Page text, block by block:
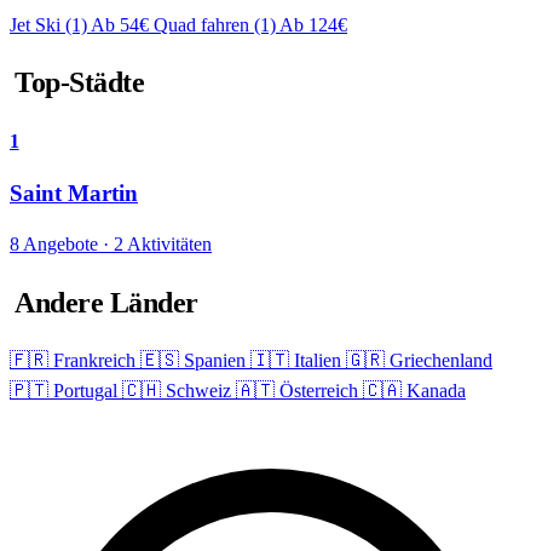
Jet Ski (1) Ab 54€ Quad fahren (1) Ab 124€
Top-Städte
1
Saint Martin
8 Angebote · 2 Aktivitäten
Andere Länder
🇫🇷 Frankreich 🇪🇸 Spanien 🇮🇹 Italien 🇬🇷 Griechenland
🇵🇹 Portugal 🇨🇭 Schweiz 🇦🇹 Österreich 🇨🇦 Kanada